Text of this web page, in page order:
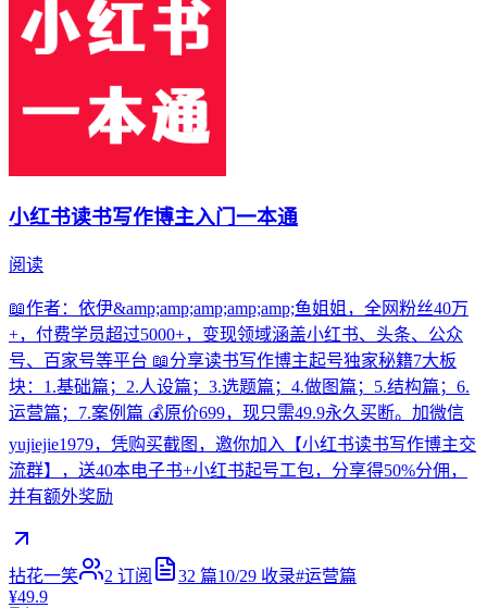
小红书读书写作博主入门一本通
阅读
📖作者：依伊&amp;amp;amp;amp;amp;鱼姐姐，全网粉丝40万
+，付费学员超过5000+，变现领域涵盖小红书、头条、公众
号、百家号等平台 📖分享读书写作博主起号独家秘籍7大板
块：1.基础篇；2.人设篇；3.选题篇；4.做图篇；5.结构篇；6.
运营篇；7.案例篇 💰原价699，现只需49.9永久买断。加微信
yujiejie1979，凭购买截图，邀你加入【小红书读书写作博主交
流群】，送40本电子书+小红书起号工包，分享得50%分佣，
并有额外奖励
拈花一笑 2 订阅 32 篇10/29 收录#运营篇
¥49.9